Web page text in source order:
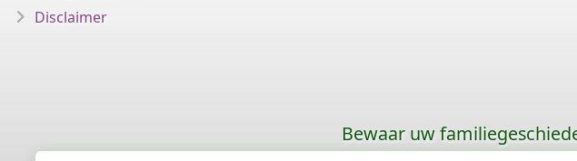
Disclaimer
Bewaar uw